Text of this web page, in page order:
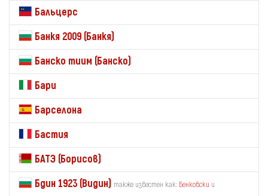
Бальцерс
Банкя 2009 (Банкя)
Банско тиим (Банско)
Бари
Барселона
Бастия
БАТЭ (Борисов)
Бдин 1923 (Видин) также известен как: Бенковски и